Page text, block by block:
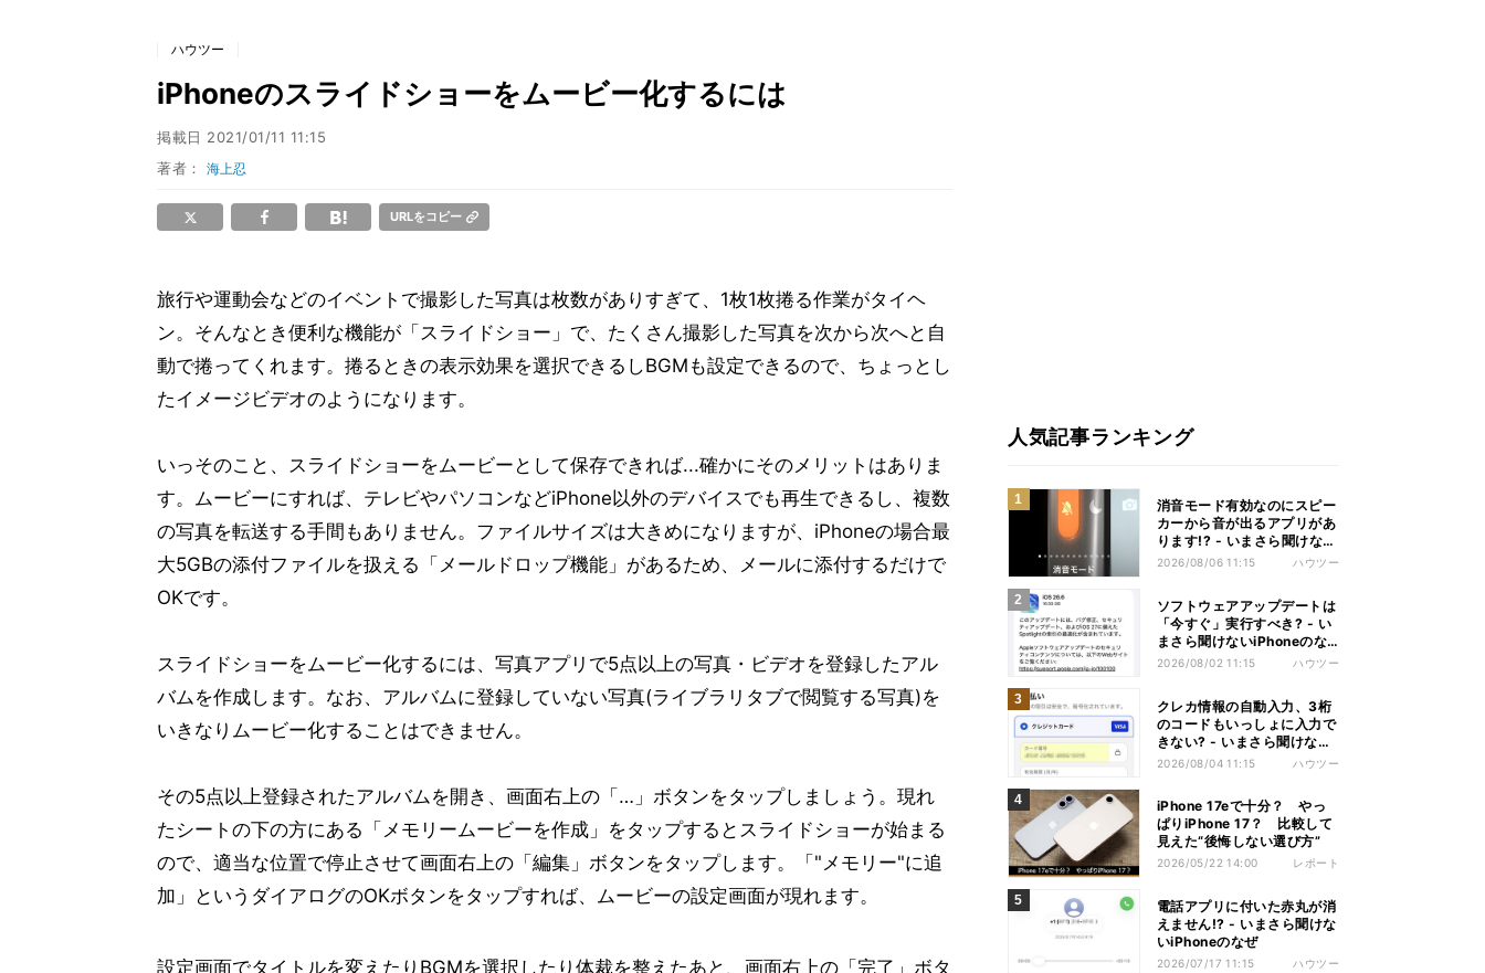
ハウツー
iPhoneのスライドショーをムービー化するには
掲載日 2021/01/11 11:15
著者：海上忍
URLをコピー
旅行や運動会などのイベントで撮影した写真は枚数がありすぎて、1枚1枚捲る作業がタイヘ
ン。そんなとき便利な機能が「スライドショー」で、たくさん撮影した写真を次から次へと自
動で捲ってくれます。捲るときの表示効果を選択できるしBGMも設定できるので、ちょっとし
たイメージビデオのようになります。
いっそのこと、スライドショーをムービーとして保存できれば...確かにそのメリットはありま
す。ムービーにすれば、テレビやパソコンなどiPhone以外のデバイスでも再生できるし、複数
の写真を転送する手間もありません。ファイルサイズは大きめになりますが、iPhoneの場合最
大5GBの添付ファイルを扱える「メールドロップ機能」があるため、メールに添付するだけで
OKです。
スライドショーをムービー化するには、写真アプリで5点以上の写真・ビデオを登録したアル
バムを作成します。なお、アルバムに登録していない写真(ライブラリタブで閲覧する写真)を
いきなりムービー化することはできません。
その5点以上登録されたアルバムを開き、画面右上の「…」ボタンをタップしましょう。現れ
たシートの下の方にある「メモリームービーを作成」をタップするとスライドショーが始まる
ので、適当な位置で停止させて画面右上の「編集」ボタンをタップします。「"メモリー"に追
加」というダイアログのOKボタンをタップすれば、ムービーの設定画面が現れます。
設定画面でタイトルを変えたりBGMを選択したり体裁を整えたあと、画面右上の「完了」ボタ
人気記事ランキング
消音モード有効なのにスピー
カーから音が出るアプリがあ
ります!? - いまさら聞けない
iPhoneのなぜ
2026/08/06 11:15 ハウツー
ソフトウェアアップデートは
「今すぐ」実行すべき? - い
まさら聞けないiPhoneのな
ぜ
2026/08/02 11:15 ハウツー
クレカ情報の自動入力、3桁
のコードもいっしょに入力で
きない? - いまさら聞けない
iPhoneのなぜ
2026/08/04 11:15 ハウツー
iPhone 17eで十分？ やっ
ぱりiPhone 17？ 比較して
見えた“後悔しない選び方”
2026/05/22 14:00 レポート
電話アプリに付いた赤丸が消
えません!? - いまさら聞けな
いiPhoneのなぜ
2026/07/17 11:15 ハウツー